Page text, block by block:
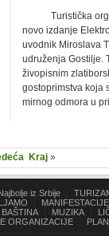
Turistička
novo izdanje
uvodnik Miroslava
udruženja Gostilje.
živopisnim
gostoprimstva koja
mirnog odmora u
Kraj »
iz Srbije
MANIFESTACIJE
BAŠTINA
MUZIKA
ORGANIZACIJE